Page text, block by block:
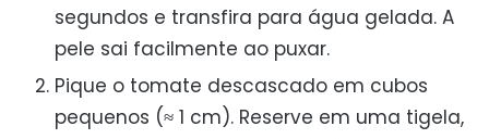
segundos e transfira para água gelada. A
pele sai facilmente ao puxar.
Pique o tomate descascado em cubos
pequenos (≈ 1 cm). Reserve em uma tigela,